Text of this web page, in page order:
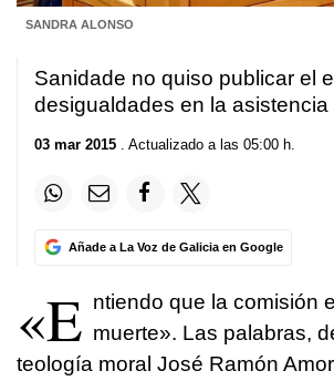
SANDRA ALONSO
Sanidade no quiso publicar el
desigualdades en la asistencia
03 mar 2015 . Actualizado a las 05:00 h.
Añade a La Voz de Galicia en Google
«E ntiendo que la comisión
muerte». Las palabras,
teología moral José Ramón